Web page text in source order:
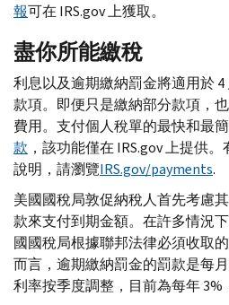
報可在 IRS.gov上獲取。
盡你所能繳稅
利息以及逾期繳納罰金將適用於 4
款項。即便只是繳納部分款項，
費用。支付個人稅單的最快和最
款 ，該功能僅在 IRS.gov上提供。
說明，請瀏覽IRS.gov/payments.
美國國稅局敦促納稅人首先考慮
款來支付到期金額。在許多情況
國國稅局根據聯邦法律必須收取
而言，逾期繳納罰金的罰款是每月
利率按季度調整，目前為每年 3%